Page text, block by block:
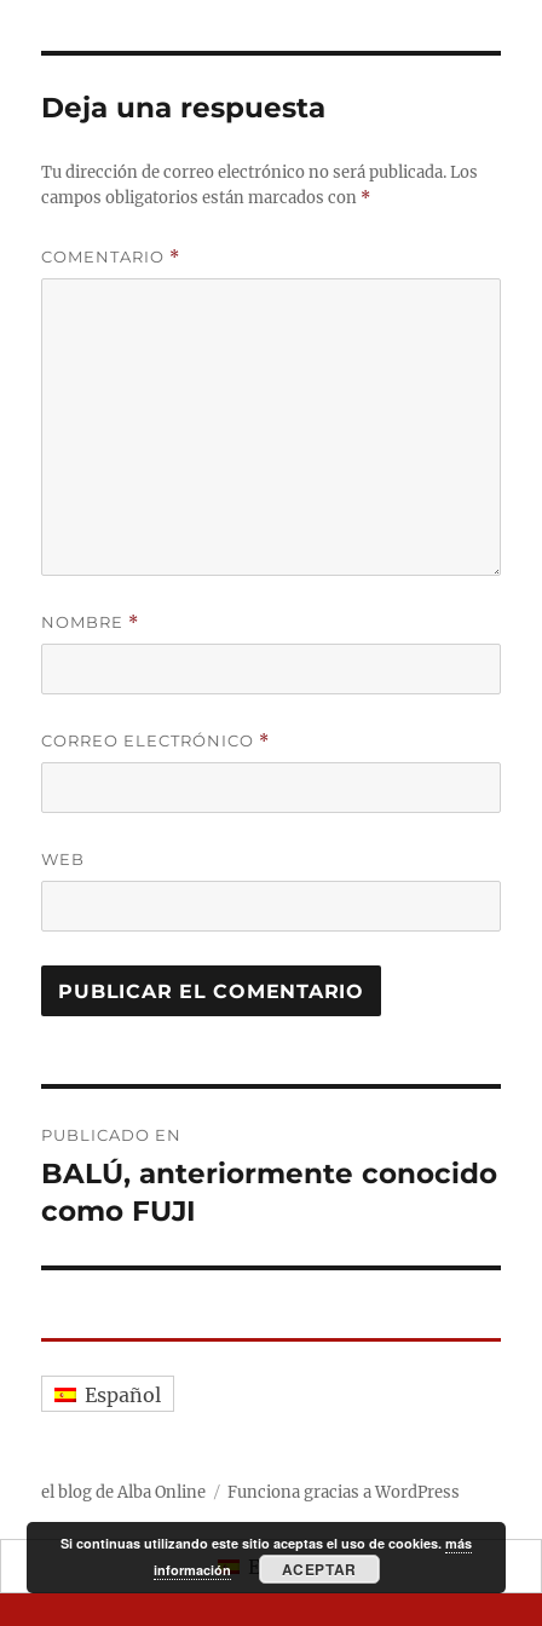
Deja una respuesta
Tu dirección de correo electrónico no será publicada. Los
campos obligatorios están marcados con *
COMENTARIO *
NOMBRE *
CORREO ELECTRÓNICO *
WEB
de
entradas
PUBLICADO EN
BALÚ, anteriormente conocido
como FUJI
Español
el blog de Alba Online Funciona gracias a WordPress
Español
Si continuas utilizando este sitio aceptas el uso de cookies.más
información
ACEPTAR